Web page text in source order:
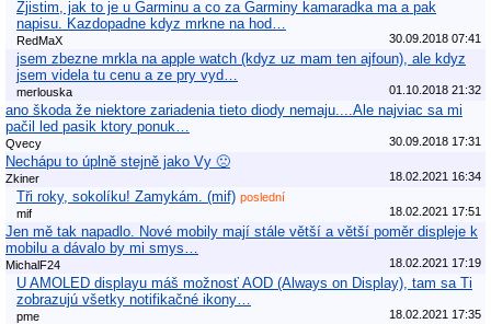
Zjistim, jak to je u Garminu a co za Garminy kamaradka ma a pak
napisu. Kazdopadne kdyz mrkne na hod…
RedMaX 30.09.2018 07:41
jsem zbezne mrkla na apple watch (kdyz uz mam ten ajfoun), ale kdyz
jsem videla tu cenu a ze pry vyd…
merlouska 01.10.2018 21:32
ano škoda že niektore zariadenia tieto diody nemaju....Ale najviac sa mi
pačil led pasik ktory ponuk…
Qvecy 30.09.2018 17:31
Nechápu to úplně stejně jako Vy 🙁
Zkiner 18.02.2021 16:34
Tři roky, sokolíku! Zamykám. (mif) poslední
mif
18.02.2021 17:51
Jen mě tak napadlo. Nové mobily mají stále větší a větší poměr displeje k
mobilu a dávalo by mi smys…
MichalF24 18.02.2021 17:19
U AMOLED displayu máš možnosť AOD (Always on Display), tam sa Ti
zobrazujú všetky notifikačné ikony…
pme 18.02.2021 17:35